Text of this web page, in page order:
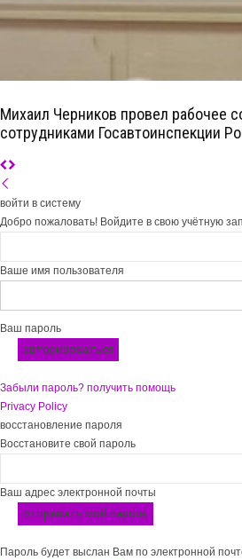
Михаил Черников провел рабочее
сотрудниками Госавтоинспекции
войти в систему
Добро пожаловать! Войдите в свою учётную
Ваше имя пользователя
Ваш пароль
Забыли пароль? получить помощь
Privacy Policy
восстановление пароля
Восстановите свой пароль
Ваш адрес электронной почты
Пароль будет выслан Вам по электронной